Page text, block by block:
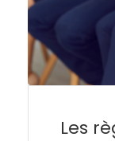
Les